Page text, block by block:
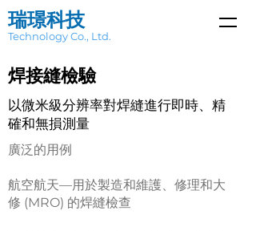
瑞璟科技
Technology Co., Ltd.
焊接縫檢驗
以微米級分辨率對焊縫進行即時、精
確和無損測量
廣泛的用例
航空航天—用於製造和維護、修理和大
修 (MRO) 的焊縫檢查